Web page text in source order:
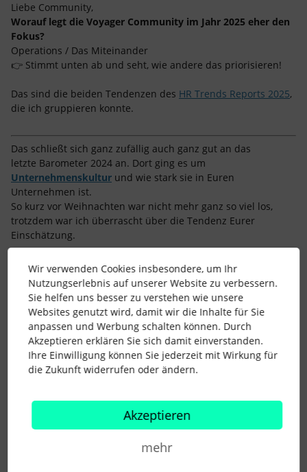
Liebe Community,
Worauf legt die Voyager Community im Jahr 2025 eher den
Fokus?
Operations / Das Miteinander
👉 Stimmt unten ab und seht, wie andere das priorisieren!
Das sind die beiden Tendenzen des HR Trends Reports 2025,
die ich gruppieren konnte.
Das schließt sich ganz zufällig auch ganz gut an das
letzte Barometer 2024 an. Dort ging es um
Unternehmenskultur und wie stark sie in Euren
Unternehmen ist.
So kurz vor Weihnachten war nicht mehr ganz so viel los,
trotzdem war ich überrascht über die Tendenz Eurer
Einschätzung.
Tipps mit ihm, zur Umsetzung und Einführung von
Unternehmenswerten und wie ihr das bei Euch in der Praxis
handhabt.
Habt Ihr Themenwünsche?
→ Schreibt eine kurze PN an​@Lena, oder ​
Liebe Grüße
Was wird für Euch 2025 wichtiger sein, um Eure HR-
Wir verwenden Cookies insbesondere, um Ihr
Nutzungserlebnis auf unserer Website zu verbessern.
Sie helfen uns besser zu verstehen wie unsere
Websites genutzt wird, damit wir die Inhalte für Sie
anpassen und Werbung schalten können. Durch
Akzeptieren erklären Sie sich damit einverstanden.
Ihre Einwilligung können Sie jederzeit mit Wirkung für
die Zukunft widerrufen oder ändern.
Akzeptieren
mehr